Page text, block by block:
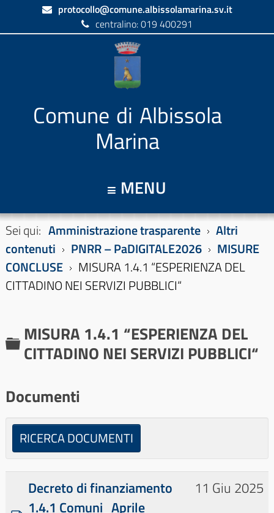
protocollo@comune.albissolamarina.sv.it
centralino: 019 400291
Comune di Albissola
Marina
MENU
Sei qui: Amministrazione trasparente
Altri
contenuti
PNRR – PaDIGITALE2026
MISURE
CONCLUSE
MISURA 1.4.1 “ESPERIENZA DEL
CITTADINO NEI SERVIZI PUBBLICI“
C
a
t
e
l
l
MISURA 1.4.1 “ESPERIENZA DEL
CITTADINO NEI SERVIZI PUBBLICI“
Documenti
RICERCA DOCUMENTI
Decreto di finanziamento
1.4.1 Comuni_Aprile
11 Giu 2025